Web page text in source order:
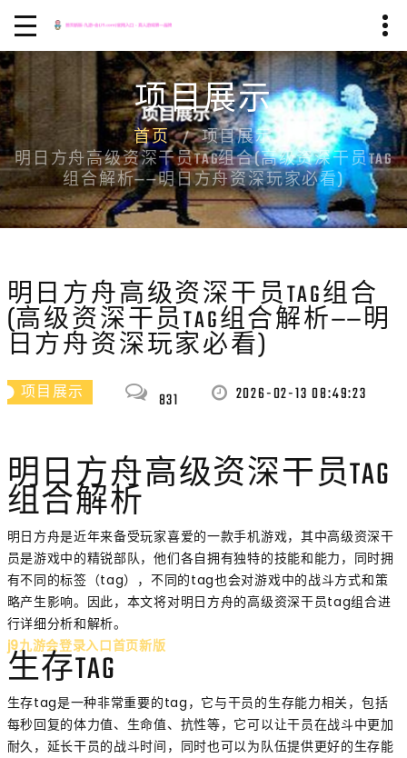
项目展示
首页
项目展示
明日方舟高级资深干员TAG组合(高级资深干员TAG
组合解析——明日方舟资深玩家必看)
明日方舟高级资深干员TAG组合
(高级资深干员TAG组合解析——明
日方舟资深玩家必看)
项目展示 831 2026-02-13 08:49:23
明日方舟高级资深干员TAG
组合解析
明日方舟是近年来备受玩家喜爱的一款手机游戏，其中高级资深干
员是游戏中的精锐部队，他们各自拥有独特的技能和能力，同时拥
有不同的标签（tag），不同的tag也会对游戏中的战斗方式和策
略产生影响。因此，本文将对明日方舟的高级资深干员tag组合进
行详细分析和解析。
j9九游会登录入口首页新版
生存TAG
生存tag是一种非常重要的tag，它与干员的生存能力相关，包括
每秒回复的体力值、生命值、抗性等，它可以让干员在战斗中更加
耐久，延长干员的战斗时间，同时也可以为队伍提供更好的生存能